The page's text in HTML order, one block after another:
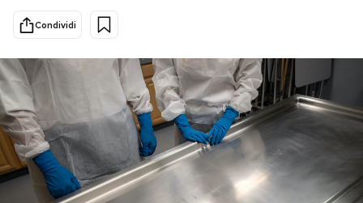
Economia
PODCAST
NEWSLETTER
Condividi